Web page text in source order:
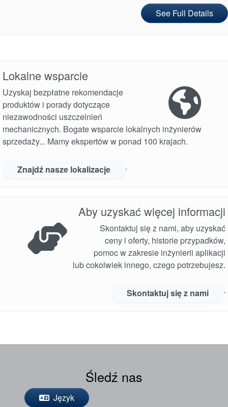
See Full Details
Lokalne wsparcie
Uzyskaj bezpłatne rekomendacje
produktów i porady dotyczące
niezawodności uszczelnień
mechanicznych. Bogate wsparcie lokalnych inżynierów
sprzedaży... Mamy ekspertów w ponad 100 krajach.
Znajdź nasze lokalizacje .
Aby uzyskać więcej informacji
Skontaktuj się z nami, aby uzyskać
ceny i oferty, historie przypadków,
pomoc w zakresie inżynierii aplikacji
lub cokolwiek innego, czego potrzebujesz.
Skontaktuj się z nami .
Śledź nas
Język